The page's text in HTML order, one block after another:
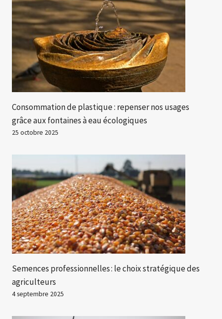
Consommation de plastique : repenser nos usages
grâce aux fontaines à eau écologiques
25 octobre 2025
Semences professionnelles : le choix stratégique des
agriculteurs
4 septembre 2025